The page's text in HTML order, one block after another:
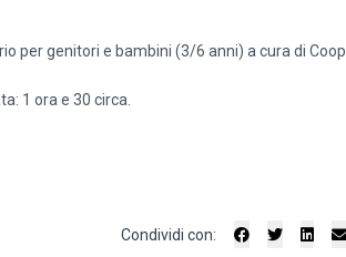
per genitori e bambini (3/6 anni) a cura di Coop
1 ora e 30 circa.
Condividi con: